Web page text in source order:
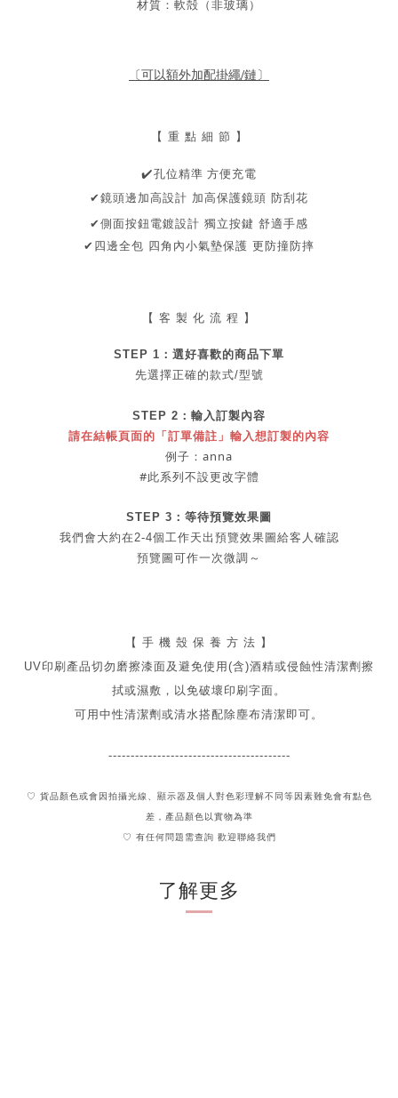
材質：軟殻（非玻璃）
〔可以額外加配掛繩/鏈〕
【 重 點 細 節 】
✔孔位精準 方便充電
✔鏡頭邊加高設計 加高保護鏡頭 防刮花
✔側面按鈕電鍍設計 獨立按鍵 舒適手感
✔ 四邊全包 四角內小氣墊保護 更防撞防摔
【 客 製 化 流 程 】
STEP 1： 選好喜歡的商品下單
先選擇正確的款式/型號
STEP 2： 輸入訂製內容
請在結帳頁面的「訂單備註」輸入想訂製的內容
例子：anna
#此系列不設更改字體
STEP 3：等待預覽效果圖
我們會大約在2-4個工作天出 預覽效果圖給客人確認
預覽圖可作一次微調～
【 手 機 殼 保 養 方 法 】
UV印刷產品切勿磨擦漆面及 避免使用(含)酒精或侵蝕性清潔劑擦
拭或濕敷，以免破壞印刷字面。
可用中性清潔劑或清水搭配除塵布清潔即可。
-----------------------------------------
♡ 貨品顏色或會因拍攝光線、顯示器及個人對色彩理解不同 等因素難免會有點色
差，產品顏色以實物為準
♡ 有任何問題需查詢 歡迎聯絡我們
了解更多